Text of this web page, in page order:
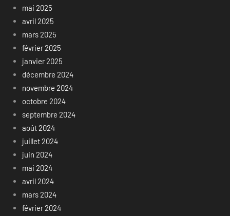
mai 2025
avril 2025
mars 2025
février 2025
janvier 2025
décembre 2024
novembre 2024
octobre 2024
septembre 2024
août 2024
juillet 2024
juin 2024
mai 2024
avril 2024
mars 2024
février 2024